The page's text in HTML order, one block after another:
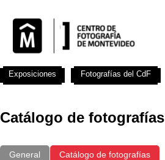
Catálogo de fotografías
General Catálogo de fotografías
Exposiciones Fotografías del CdF